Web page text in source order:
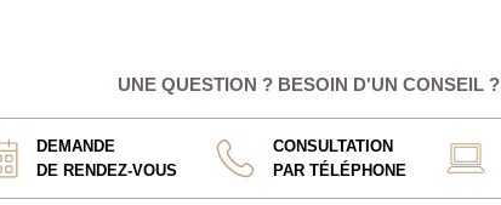
UNE QUESTION ? BESOIN D'UN CONSEIL ?
DEMANDE
DE RENDEZ-VOUS
CONSULTATION
PAR TÉLÉPHONE